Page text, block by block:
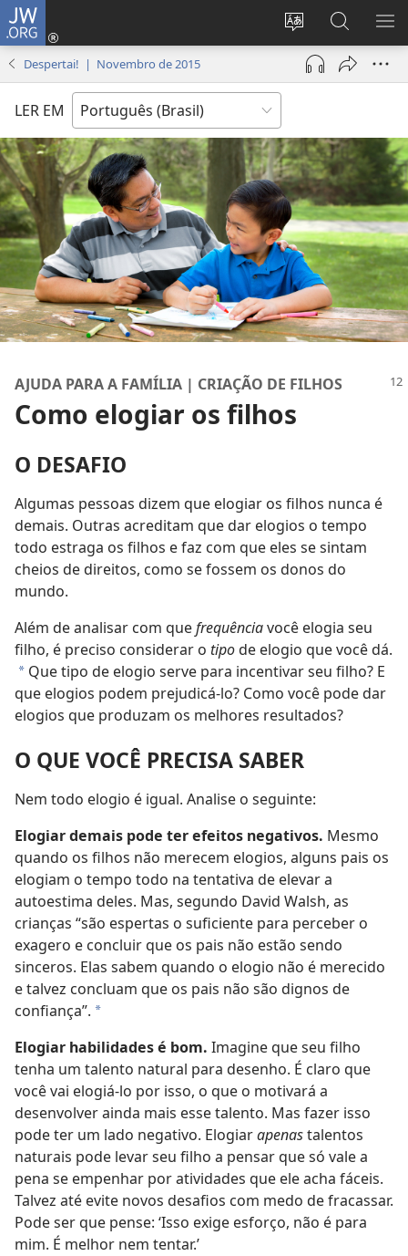
JW.ORG
Mudar
idioma
Log
(abre
janela)
Buscar
no
JW.ORG
Despertai! | Novembro de 2015
LER EM
AJUDA PARA A FAMÍLIA | CRIAÇÃO DE FILHOS
Como elogiar os filhos
O DESAFIO
Algumas pessoas dizem que elogiar os filhos nunca é
demais. Outras acreditam que dar elogios o tempo
todo estraga os filhos e faz com que eles se sintam
cheios de direitos, como se fossem os donos do
mundo.
Além de analisar com quefrequênciavocê elogia seu
filho, é preciso considerar o tipode elogio que você dá.
* Que tipo de elogio serve para incentivar seu filho? E
que elogios podem prejudicá-lo? Como você pode dar
elogios que produzam os melhores resultados?
O QUE VOCÊ PRECISA SABER
Nem todo elogio é igual. Analise o seguinte:
Elogiar demais pode ter efeitos negativos. Mesmo
quando os filhos não merecem elogios, alguns pais os
elogiam o tempo todo na tentativa de elevar a
autoestima deles. Mas, segundo David Walsh, as
crianças “são espertas o suficiente para perceber o
exagero e concluir que os pais não estão sendo
sinceros. Elas sabem quando o elogio não é merecido
e talvez concluam que os pais não são dignos de
confiança”. *
Elogiar habilidades é bom. Imagine que seu filho
tenha um talento natural para desenho. É claro que
você vai elogiá-lo por isso, o que o motivará a
desenvolver ainda mais esse talento. Mas fazer isso
pode ter um lado negativo. Elogiarapenastalentos
naturais pode levar seu filho a pensar que só vale a
pena se empenhar por atividades que ele acha fáceis.
Talvez até evite novos desafios com medo de fracassar.
Pode ser que pense: ‘Isso exige esforço, não é para
mim. É melhor nem tentar.’